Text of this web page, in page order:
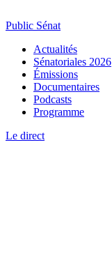
Public Sénat
Actualités
Sénatoriales 2026
Émissions
Documentaires
Podcasts
Programme
Le direct